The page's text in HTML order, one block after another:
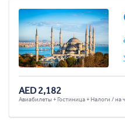
AED 2,182
Авиабилеты + Гостиница + Налоги / на